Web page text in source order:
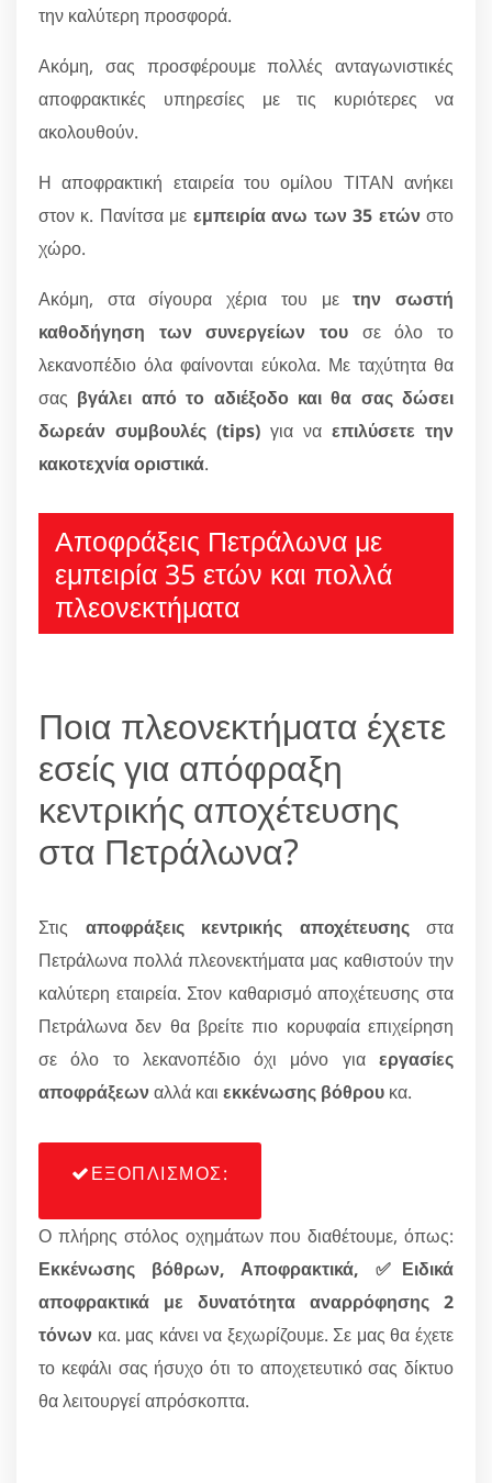
την καλύτερη προσφορά.
Ακόμη, σας προσφέρουμε πολλές ανταγωνιστικές
αποφρακτικές υπηρεσίες με τις κυριότερες να
ακολουθούν.
Η αποφρακτική εταιρεία του ομίλου ΤΙΤΑΝ ανήκει
στον κ. Πανίτσα με εμπειρία ανω των 35 ετώνστο
χώρο.
Ακόμη, στα σίγουρα χέρια του μετην σωστή
καθοδήγηση των συνεργείων του σε όλο το
λεκανοπέδιο όλα φαίνονται εύκολα. Με ταχύτητα θα
σας βγάλει από το αδιέξοδο και θα σας δώσει
δωρεάν συμβουλές (tips) για να επιλύσετε την
κακοτεχνία οριστικά.
Αποφράξεις Πετράλωνα με
εμπειρία 35 ετών και πολλά
πλεονεκτήματα
Ποια πλεονεκτήματα έχετε
εσείς για απόφραξη
κεντρικής αποχέτευσης
στα Πετράλωνα?
Στις αποφράξεις κεντρικής αποχέτευσηςστα
Πετράλωνα πολλά πλεονεκτήματα μας καθιστούν την
καλύτερη εταιρεία. Στον καθαρισμό αποχέτευσης στα
Πετράλωνα δεν θα βρείτε πιο κορυφαία επιχείρηση
σε όλο το λεκανοπέδιο όχι μόνο για εργασίες
αποφράξεωναλλά και εκκένωσης βόθρου κα.
ΕΞΟΠΛΙΣΜΟΣ:
Ο πλήρης στόλος οχημάτων που διαθέτουμε, όπως:
Εκκένωσης βόθρων, Αποφρακτικά, ✅Ειδικά
αποφρακτικά με δυνατότητα αναρρόφησης 2
τόνων κα. μας κάνει να ξεχωρίζουμε. Σε μας θα έχετε
το κεφάλι σας ήσυχο ότι το αποχετευτικό σας δίκτυο
θα λειτουργεί απρόσκοπτα.